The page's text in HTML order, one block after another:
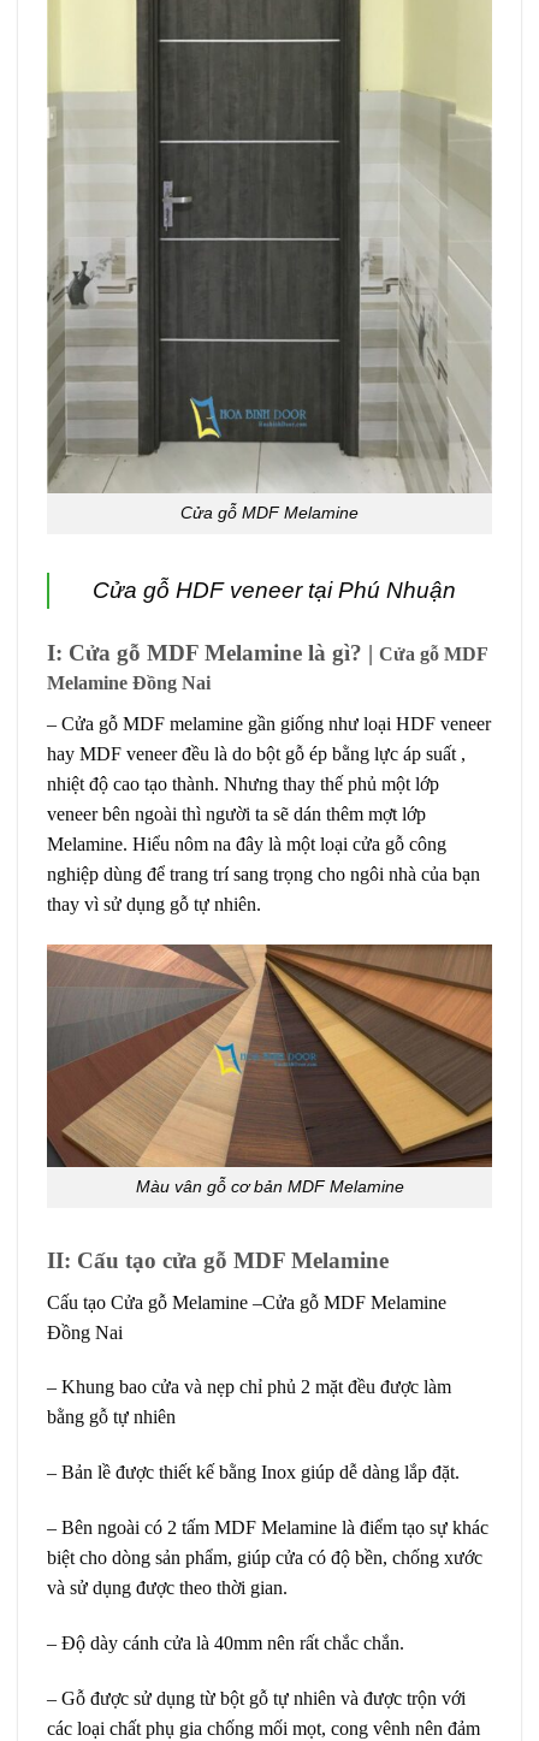
Cửa gỗ MDF Melamine
Cửa gỗ HDF veneer tại Phú Nhuận
I: Cửa gỗ MDF Melamine là gì? | Cửa gỗ MDF
Melamine Đồng Nai
– Cửa gỗ MDF melamine gần giống như loại HDF veneer
hay MDF veneer đều là do bột gỗ ép bằng lực áp suất ,
nhiệt độ cao tạo thành. Nhưng thay thế phủ một lớp
veneer bên ngoài thì người ta sẽ dán thêm mợt lớp
Melamine. Hiểu nôm na đây là một loại cửa gỗ công
nghiệp dùng để trang trí sang trọng cho ngôi nhà của bạn
thay vì sử dụng gỗ tự nhiên.
Màu vân gỗ cơ bản MDF Melamine
II: Cấu tạo cửa gỗ MDF Melamine
Cấu tạo Cửa gỗ Melamine –Cửa gỗ MDF Melamine
Đồng Nai
– Khung bao cửa và nẹp chỉ phủ 2 mặt đều được làm
bằng gỗ tự nhiên
– Bản lề được thiết kế bằng Inox giúp dễ dàng lắp đặt.
– Bên ngoài có 2 tấm MDF Melamine là điểm tạo sự khác
biệt cho dòng sản phẩm, giúp cửa có độ bền, chống xước
và sử dụng được theo thời gian.
– Độ dày cánh cửa là 40mm nên rất chắc chắn.
– Gỗ được sử dụng từ bột gỗ tự nhiên và được trộn với
các loại chất phụ gia chống mối mọt, cong vênh nên đảm